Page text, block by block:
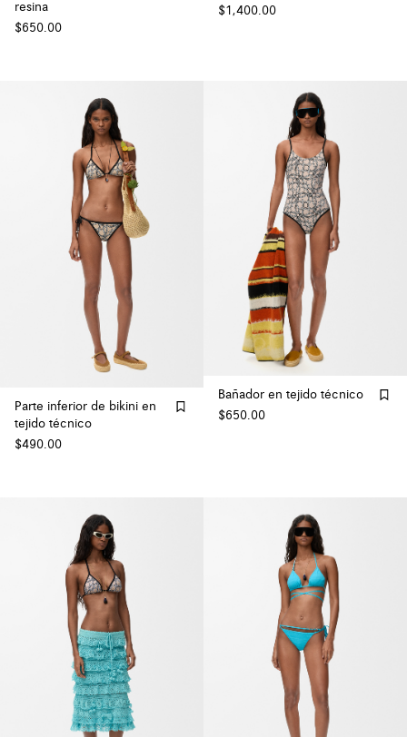
resina
$650.00
$1,400.00
Parte inferior de bikini en
tejido técnico
$490.00
Bañador en tejido técnico
$650.00